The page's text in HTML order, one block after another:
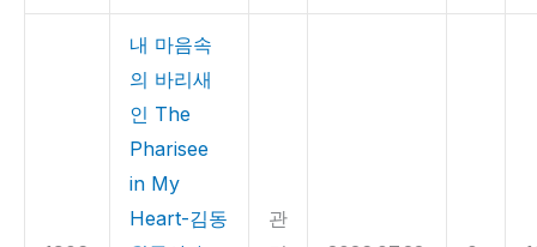
내 마음속
의 바리새
인 The
Pharisee
in My
Heart-김동
관